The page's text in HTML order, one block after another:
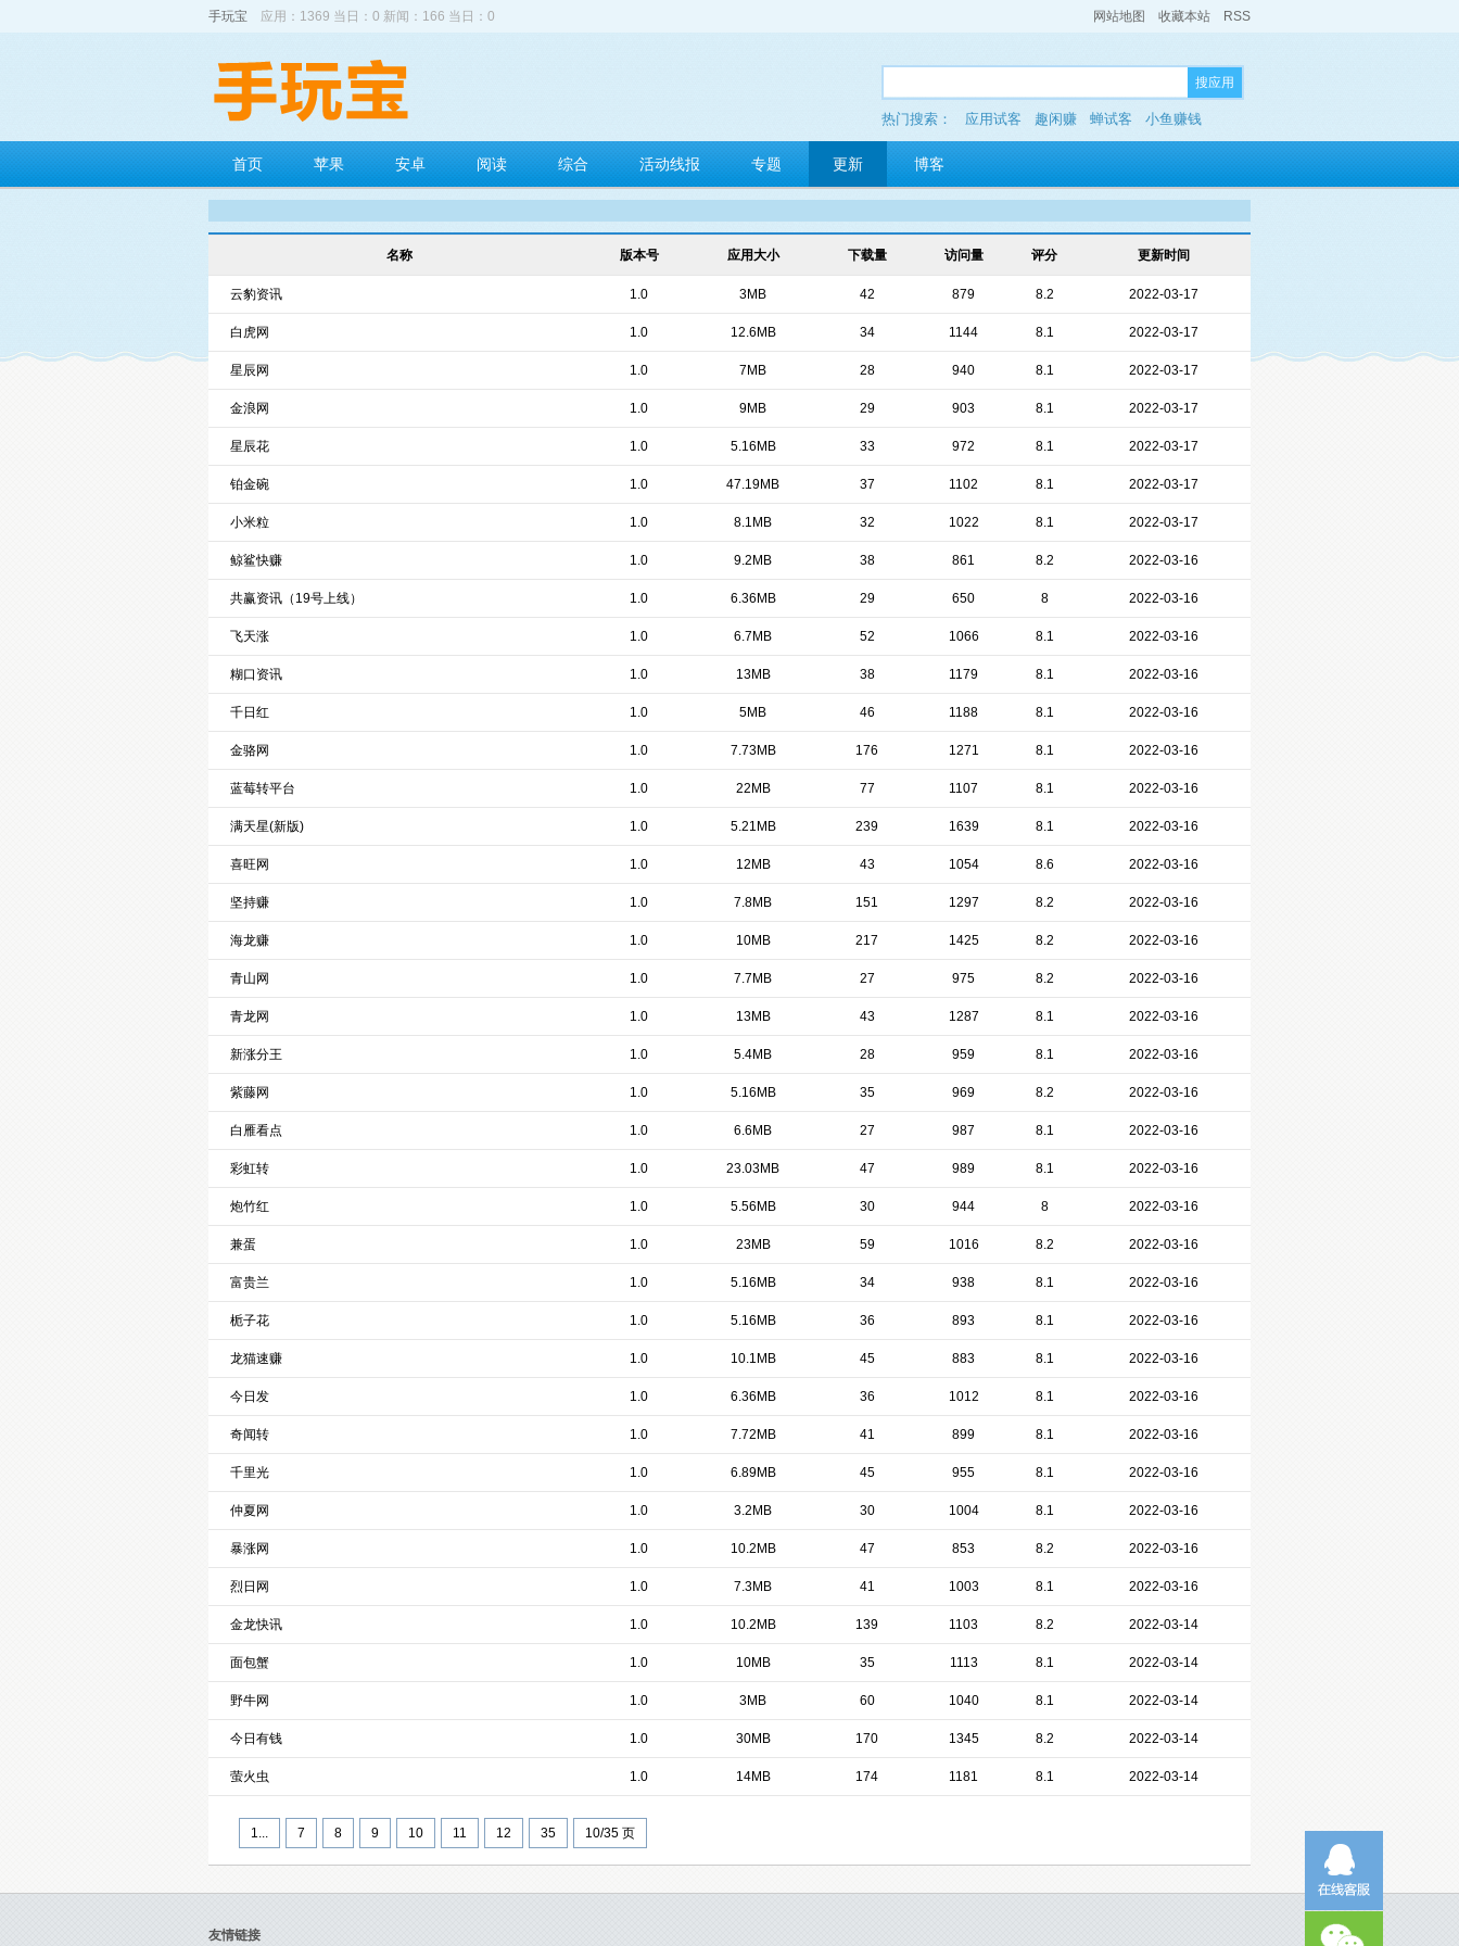
手玩宝 应用：1369 当日：0 新闻：166 当日：0 网站地图 收藏本站 RSS
搜应用
热门搜索： 应用试客 趣闲赚 蝉试客 小鱼赚钱
多玩红包
首页 苹果 安卓 阅读 综合 活动线报 专题 更新 博客
名称 版本号 应用大小 下载量 访问量 评分 更新时间
云豹资讯 1.0 3MB 42 879 8.2 2022-03-17
白虎网 1.0 12.6MB 34 1144 8.1 2022-03-17
星辰网 1.0 7MB 28 940 8.1 2022-03-17
金浪网 1.0 9MB 29 903 8.1 2022-03-17
星辰花 1.0 5.16MB 33 972 8.1 2022-03-17
铂金碗 1.0 47.19MB 37 1102 8.1 2022-03-17
小米粒 1.0 8.1MB 32 1022 8.1 2022-03-17
鲸鲨快赚 1.0 9.2MB 38 861 8.2 2022-03-16
共赢资讯（19号上线） 1.0 6.36MB 29 650 8 2022-03-16
飞天涨 1.0 6.7MB 52 1066 8.1 2022-03-16
糊口资讯 1.0 13MB 38 1179 8.1 2022-03-16
千日红 1.0 5MB 46 1188 8.1 2022-03-16
金骆网 1.0 7.73MB 176 1271 8.1 2022-03-16
蓝莓转平台 1.0 22MB 77 1107 8.1 2022-03-16
满天星(新版) 1.0 5.21MB 239 1639 8.1 2022-03-16
喜旺网 1.0 12MB 43 1054 8.6 2022-03-16
坚持赚 1.0 7.8MB 151 1297 8.2 2022-03-16
海龙赚 1.0 10MB 217 1425 8.2 2022-03-16
青山网 1.0 7.7MB 27 975 8.2 2022-03-16
青龙网 1.0 13MB 43 1287 8.1 2022-03-16
新涨分王 1.0 5.4MB 28 959 8.1 2022-03-16
紫藤网 1.0 5.16MB 35 969 8.2 2022-03-16
白雁看点 1.0 6.6MB 27 987 8.1 2022-03-16
彩虹转 1.0 23.03MB 47 989 8.1 2022-03-16
炮竹红 1.0 5.56MB 30 944 8 2022-03-16
兼蛋 1.0 23MB 59 1016 8.2 2022-03-16
富贵兰 1.0 5.16MB 34 938 8.1 2022-03-16
栀子花 1.0 5.16MB 36 893 8.1 2022-03-16
龙猫速赚 1.0 10.1MB 45 883 8.1 2022-03-16
今日发 1.0 6.36MB 36 1012 8.1 2022-03-16
奇闻转 1.0 7.72MB 41 899 8.1 2022-03-16
千里光 1.0 6.89MB 45 955 8.1 2022-03-16
仲夏网 1.0 3.2MB 30 1004 8.1 2022-03-16
暴涨网 1.0 10.2MB 47 853 8.2 2022-03-16
烈日网 1.0 7.3MB 41 1003 8.1 2022-03-16
金龙快讯 1.0 10.2MB 139 1103 8.2 2022-03-14
面包蟹 1.0 10MB 35 1113 8.1 2022-03-14
野牛网 1.0 3MB 60 1040 8.1 2022-03-14
今日有钱 1.0 30MB 170 1345 8.2 2022-03-14
萤火虫 1.0 14MB 174 1181 8.1 2022-03-14
1... 7 8 9 10 11 12 35 10/35 页
友情链接